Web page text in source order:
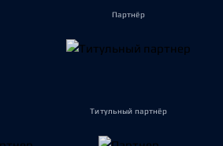
Партнёр
Титульный партнёр